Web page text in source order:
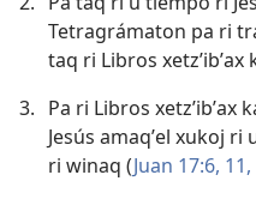
Tetragrámaton pa ri
taq ri Libros xetzʼibʼax
3. Pa ri Libros xetzʼibʼax
Jesús amaqʼel xukoj ri
ri winaq (Juan 17:6, 11,